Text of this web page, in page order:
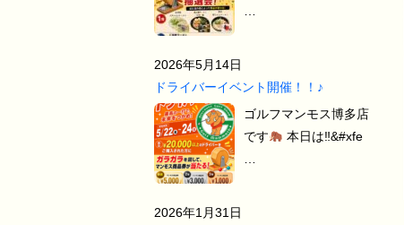
2026年5月14日
ドライバーイベント開催！！♪
ゴルフマンモス博多店
です
本日は‼&#xfe
2026年1月31日